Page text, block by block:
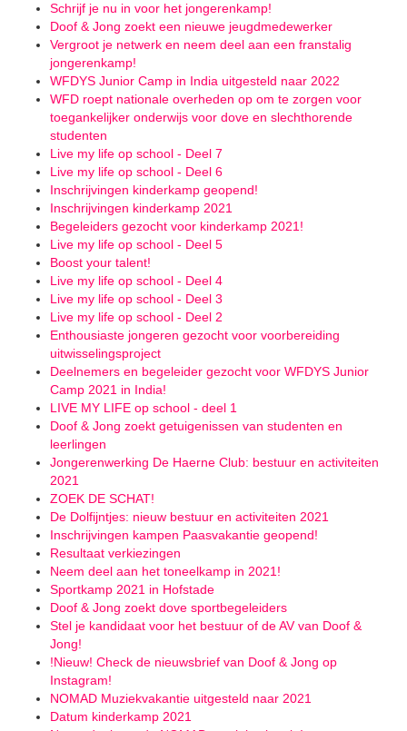
Schrijf je nu in voor het jongerenkamp!
Doof & Jong zoekt een nieuwe jeugdmedewerker
Vergroot je netwerk en neem deel aan een franstalig
jongerenkamp!
WFDYS Junior Camp in India uitgesteld naar 2022
WFD roept nationale overheden op om te zorgen voor
toegankelijker onderwijs voor dove en slechthorende
studenten
Live my life op school - Deel 7
Live my life op school - Deel 6
Inschrijvingen kinderkamp geopend!
Inschrijvingen kinderkamp 2021
Begeleiders gezocht voor kinderkamp 2021!
Live my life op school - Deel 5
Boost your talent!
Live my life op school - Deel 4
Live my life op school - Deel 3
Live my life op school - Deel 2
Enthousiaste jongeren gezocht voor voorbereiding
uitwisselingsproject
Deelnemers en begeleider gezocht voor WFDYS Junior
Camp 2021 in India!
LIVE MY LIFE op school - deel 1
Doof & Jong zoekt getuigenissen van studenten en
leerlingen
Jongerenwerking De Haerne Club: bestuur en activiteiten
2021
ZOEK DE SCHAT!
De Dolfijntjes: nieuw bestuur en activiteiten 2021
Inschrijvingen kampen Paasvakantie geopend!
Resultaat verkiezingen
Neem deel aan het toneelkamp in 2021!
Sportkamp 2021 in Hofstade
Doof & Jong zoekt dove sportbegeleiders
Stel je kandidaat voor het bestuur of de AV van Doof &
Jong!
!Nieuw! Check de nieuwsbrief van Doof & Jong op
Instagram!
NOMAD Muziekvakantie uitgesteld naar 2021
Datum kinderkamp 2021